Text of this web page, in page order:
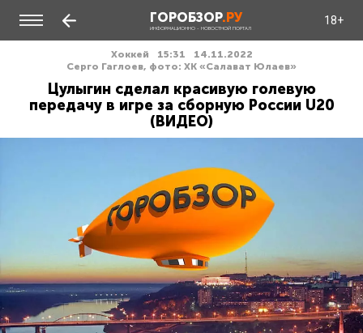
ГОРОБЗОР.РУ
ИНФОРМАЦИОННО - НОВОСТНОЙ ПОРТАЛ
18+
Хоккей 15:31
14.11.2022
Серго Гаглоев, фото: ХК «Салават Юлаев»
Цулыгин сделал красивую голевую
передачу в игре за сборную России U20
(ВИДЕО)